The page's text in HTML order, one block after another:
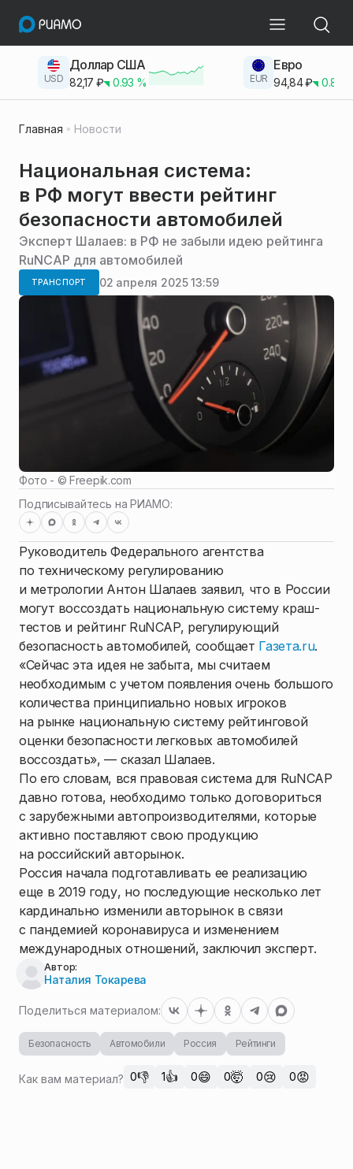
USD
Доллар США
82,17 ₽ 0.93 % EUR
Евро
94,84₽ 0.83
Главная Новости
Национальная система:
в РФ могут ввести рейтинг
безопасности автомобилей
Эксперт Шалаев: в РФ не забыли идею рейтинга
RuNCAP для автомобилей
ТРАНСПОРТ 02 апреля 2025 13:59
Фото - ©Freepik.com
Подписывайтесь на РИАМО:
Руководитель Федерального агентства
по техническому регулированию
и метрологии Антон Шалаев заявил, что в России
могут воссоздать национальную систему краш-
тестов и рейтинг RuNCAP, регулирующий
безопасность автомобилей, сообщает Газета.ru.
«Сейчас эта идея не забыта, мы считаем
необходимым с учетом появления очень большого
количества принципиально новых игроков
на рынке национальную систему рейтинговой
оценки безопасности легковых автомобилей
воссоздать», — сказал Шалаев.
По его словам, вся правовая система для RuNCAP
давно готова, необходимо только договориться
с зарубежными автопроизводителями, которые
активно поставляют свою продукцию
на российский авторынок.
Россия начала подготавливать ее реализацию
еще в 2019 году, но последующие несколько лет
кардинально изменили авторынок в связи
с пандемией коронавируса и изменением
международных отношений, заключил эксперт.
Автор:
Наталия Токарева
Поделиться материалом:
Безопасность Автомобили Россия Рейтинги
Как вам материал? 0👎 1👍 0😄 0🤯 0😢 0😡